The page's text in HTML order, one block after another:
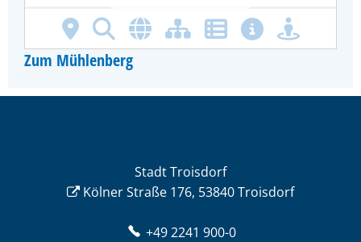
Zum Mühlenberg
Stadt Troisdorf
Kölner Straße 176, 53840 Troisdorf
+49 2241 900-0